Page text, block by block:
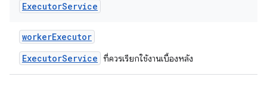
ExecutorService
workerExecutor
ExecutorService ที่ควรเรียกใช้งานเบื้องหลัง